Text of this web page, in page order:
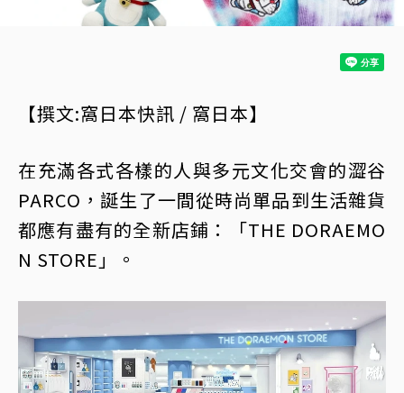
【撰文:窩日本快訊 / 窩日本】
在充滿各式各樣的人與多元文化交會的澀谷
PARCO，誕生了一間從時尚單品到生活雜貨
都應有盡有的全新店鋪：「THE DORAEMO
N STORE」。